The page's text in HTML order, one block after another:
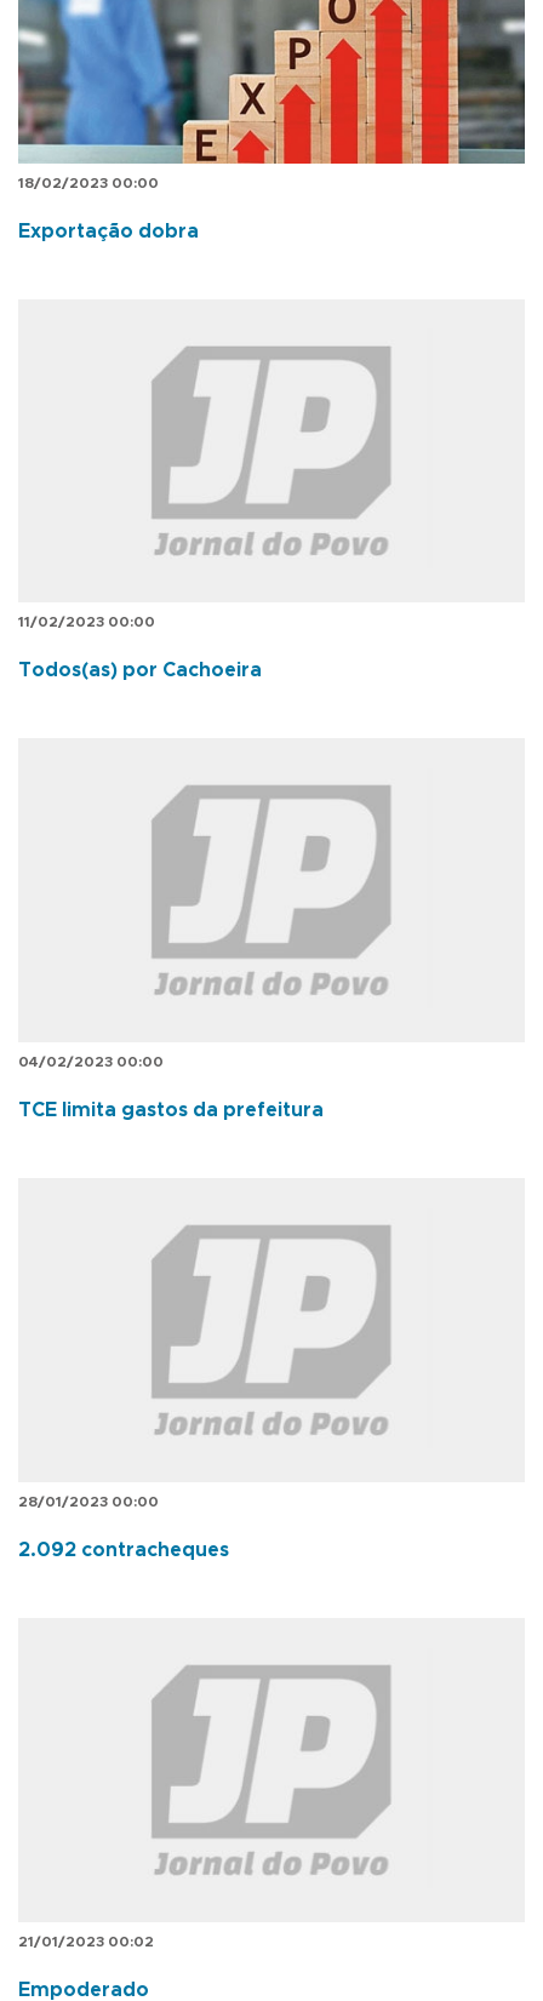
18/02/2023 00:00
Exportação dobra
11/02/2023 00:00
Todos(as) por Cachoeira
04/02/2023 00:00
TCE limita gastos da prefeitura
28/01/2023 00:00
2.092 contracheques
21/01/2023 00:02
Empoderado